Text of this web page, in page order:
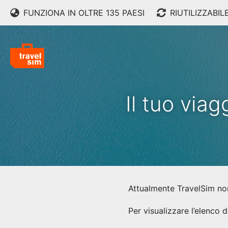
FUNZIONA IN OLTRE 135 PAESI
Il tuo
Attualmente TravelSim
Per visualizzare